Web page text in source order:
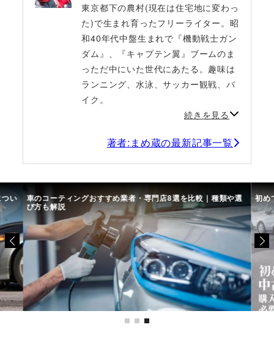
東京都下の農村(現在は住宅地に変わっ
た)で生まれ育ったフリーライター。昭
和40年代中盤生まれで『機動戦士ガン
ダム』、『キャプテン翼』ブームのま
っただ中にいた世代にあたる。趣味は
ランニング、水泳、サッカー観戦、バ
イク。
続きを見る
著者:まめ蔵の最新記事一覧
い 車のコーティングおすすめ業者・専門店8選を比較｜種類や選
び方も解説
初め